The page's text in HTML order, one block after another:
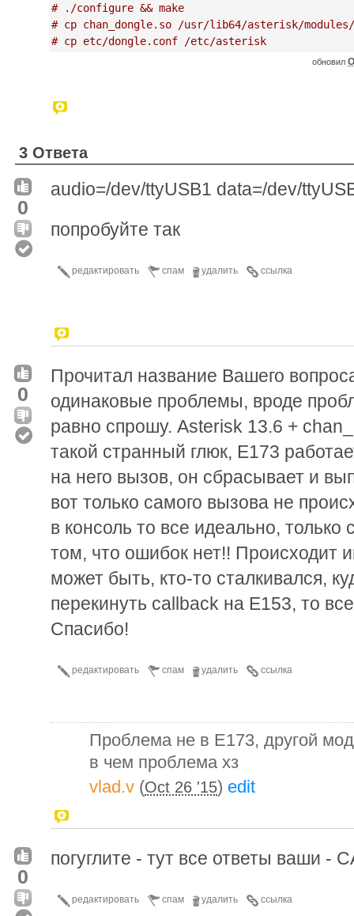
# ./configure && make
# cp chan_dongle.so /usr/lib64/asterisk/modules/
# cp etc/dongle.conf /etc/asterisk
обновил
3 Ответа
0
audio=/dev/ttyUSB1 data=/dev/
попробуйте так
ссылка
удалить
спам
редактировать
0
Прочитал название Вашего
одинаковые проблемы, вроде
равно спрошу. Asterisk 13.6 +
такой странный глюк, E173
на него вызов, он сбрасывает и
вот только самого вызова не
в консоль то все идеально,
том, что ошибок нет!! Происходит
может быть, кто-то сталкивался,
перекинуть callback на E153, то
Спасибо!
ссылка
удалить
спам
редактировать
Проблема не в E173, другой
в чем проблема хз
vlad.v (Oct 26 '15) edit
0
погуглите - тут все ответы ваши -
ссылка
удалить
спам
редактировать